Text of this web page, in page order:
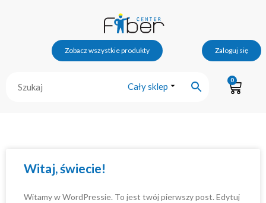
Zobacz wszystkie produkty Zaloguj się
Cały sklep
0
Witaj, świecie!
Witamy w WordPressie. To jest twój pierwszy post. Edytuj